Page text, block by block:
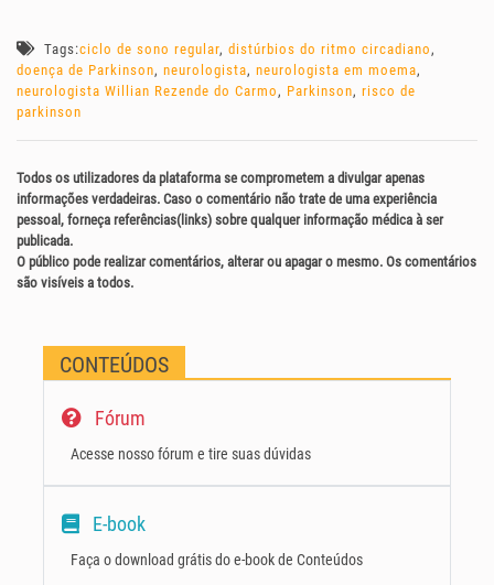
Tags:ciclo de sono regular, distúrbios do ritmo circadiano,
doença de Parkinson, neurologista, neurologista em moema,
neurologista Willian Rezende do Carmo, Parkinson, risco de
parkinson
Todos os utilizadores da plataforma se comprometem a divulgar apenas
informações verdadeiras. Caso o comentário não trate de uma experiência
pessoal, forneça referências(links) sobre qualquer informação médica à ser
publicada.
O público pode realizar comentários, alterar ou apagar o mesmo. Os comentários
são visíveis a todos.
CONTEÚDOS
Fórum
Acesse nosso fórum e tire suas dúvidas
E-book
Faça o download grátis do e-book de Conteúdos